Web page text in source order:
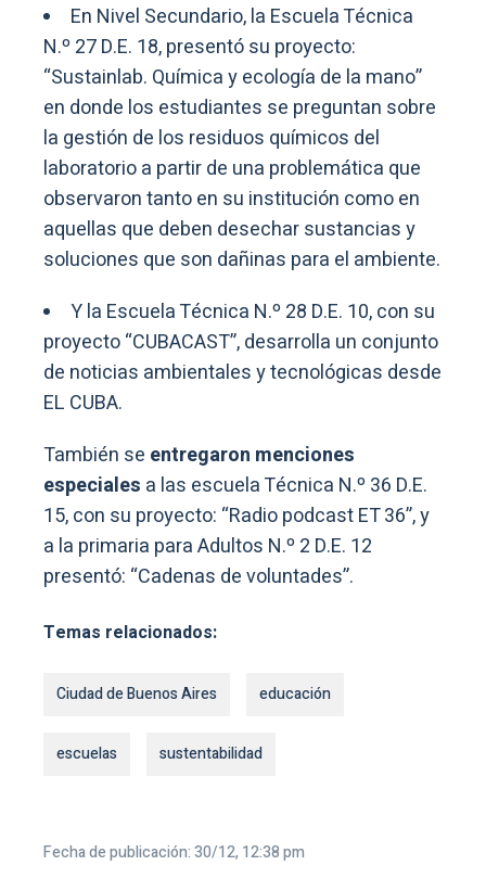
En Nivel Secundario, la Escuela Técnica
N.º 27 D.E. 18, presentó su proyecto:
“Sustainlab. Química y ecología de la mano”
en donde los estudiantes se preguntan sobre
la gestión de los residuos químicos del
laboratorio a partir de una problemática que
observaron tanto en su institución como en
aquellas que deben desechar sustancias y
soluciones que son dañinas para el ambiente.
Y la Escuela Técnica N.º 28 D.E. 10, con su
proyecto “CUBACAST”, desarrolla un conjunto
de noticias ambientales y tecnológicas desde
EL CUBA.
También se entregaron menciones
especiales a las escuela Técnica N.º 36 D.E.
15, con su proyecto: “Radio podcast ET 36”, y
a la primaria para Adultos N.º 2 D.E. 12
presentó: “Cadenas de voluntades”.
Temas relacionados:
Ciudad de Buenos Aires educación
escuelas sustentabilidad
Fecha de publicación: 30/12, 12:38 pm